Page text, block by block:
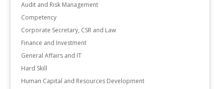
Audit and Risk Management
Competency
Corporate Secretary, CSR and Law
Finance and Investment
General Affairs and IT
Hard Skill
Human Capital and Resources Development